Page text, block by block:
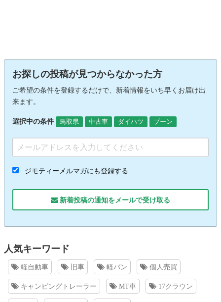
お探しの投稿が見つからなかった方
ご希望の条件を登録するだけで、新着情報をいち早くお届け出
来ます。
選択中の条件 鳥取県 中古車 ダイハツ ブーン
ジモティーメルマガにも登録する
新着投稿の通知をメールで受け取る
人気キーワード
軽自動車 旧車 軽バン 個人売買
キャンピングトレーラー MT車 17クラウン